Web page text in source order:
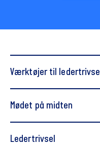
Værktøjer til ledertrivsel
Mødet på midten
Ledertrivsel